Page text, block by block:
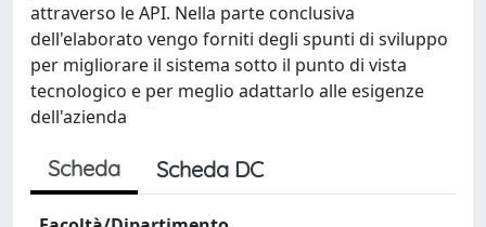
attraverso le API. Nella parte conclusiva
dell'elaborato vengo forniti degli spunti di sviluppo
per migliorare il sistema sotto il punto di vista
tecnologico e per meglio adattarlo alle esigenze
dell'azienda
Scheda Scheda DC